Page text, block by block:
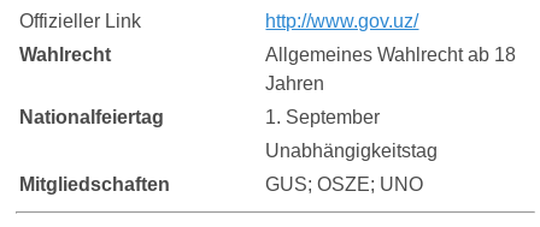
Offizieller Link
http://www.gov.uz/
Wahlrecht
Allgemeines Wahlrecht ab 18
Jahren
Nationalfeiertag
1. September
Unabhängigkeitstag
Mitgliedschaften
GUS; OSZE; UNO